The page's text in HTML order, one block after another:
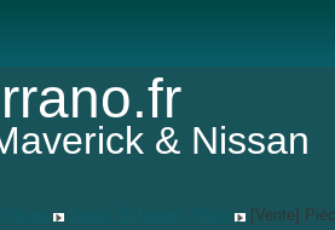
& Nissan
[Vente]